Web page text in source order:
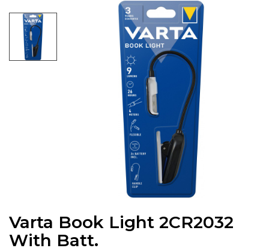
Varta Book Light 2CR2032
With Batt.